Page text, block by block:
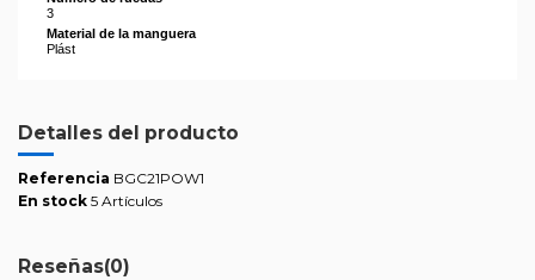
3
Material de la manguera
Plást
Detalles del producto
Referencia BGC21POW1
En stock 5 Artículos
Reseñas(0)